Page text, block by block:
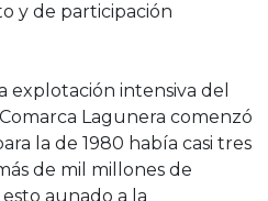
y de participación
explotación intensiva del
Lagunera comenzó
la de 1980 había casi tres
de mil millones de
aunado a la